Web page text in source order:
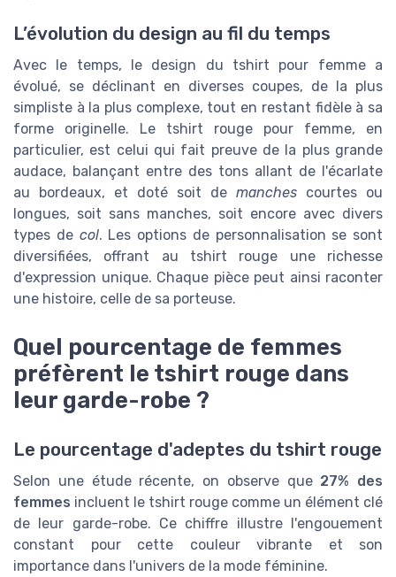
L’évolution du design au fil du temps
Avec le temps, le design du tshirt pour femme a
évolué, se déclinant en diverses coupes, de la plus
simpliste à la plus complexe, tout en restant fidèle à sa
forme originelle. Le tshirt rouge pour femme, en
particulier, est celui qui fait preuve de la plus grande
audace, balançant entre des tons allant de l'écarlate
au bordeaux, et doté soit de manches courtes ou
longues, soit sans manches, soit encore avec divers
types de col. Les options de personnalisation se sont
diversifiées, offrant au tshirt rouge une richesse
d'expression unique. Chaque pièce peut ainsi raconter
une histoire, celle de sa porteuse.
Quel pourcentage de femmes
préfèrent le tshirt rouge dans
leur garde-robe ?
Le pourcentage d'adeptes du tshirt rouge
Selon une étude récente, on observe que 27% des
femmes incluent le tshirt rouge comme un élément clé
de leur garde-robe. Ce chiffre illustre l'engouement
constant pour cette couleur vibrante et son
importance dans l'univers de la mode féminine.